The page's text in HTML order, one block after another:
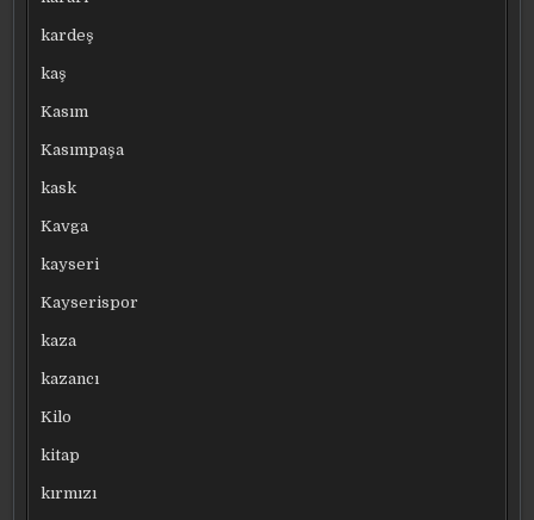
kardeş
kaş
Kasım
Kasımpaşa
kask
Kavga
kayseri
Kayserispor
kaza
kazancı
Kilo
kitap
kırmızı